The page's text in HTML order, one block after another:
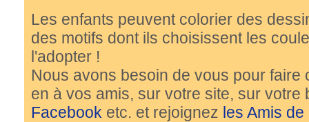
Les enfants peuvent colorier des
des motifs dont ils choisissent les
l'adopter !
Nous avons besoin de vous pour
en à vos amis, sur votre site, sur
Facebook etc. et rejoignez les Amis